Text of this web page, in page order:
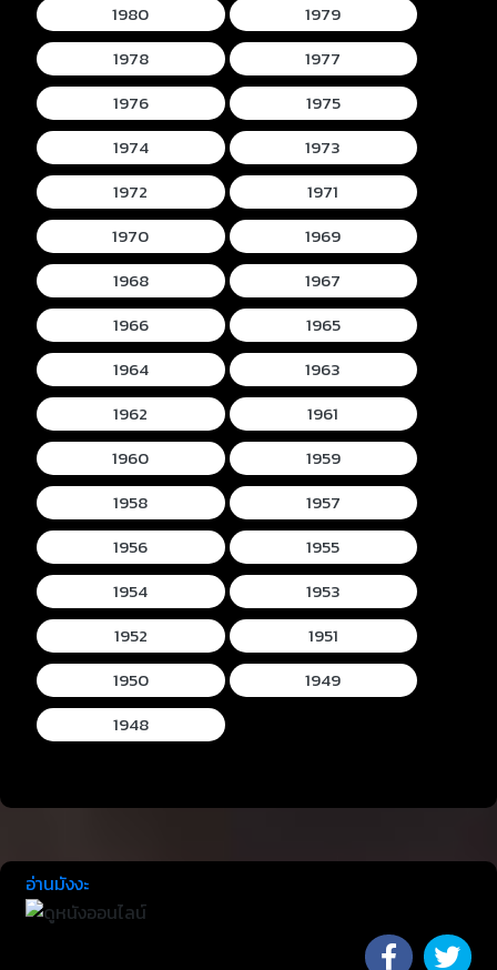
1980
1979
1978
1977
1976
1975
1974
1973
1972
1971
1970
1969
1968
1967
1966
1965
1964
1963
1962
1961
1960
1959
1958
1957
1956
1955
1954
1953
1952
1951
1950
1949
1948
อ่านมังงะ